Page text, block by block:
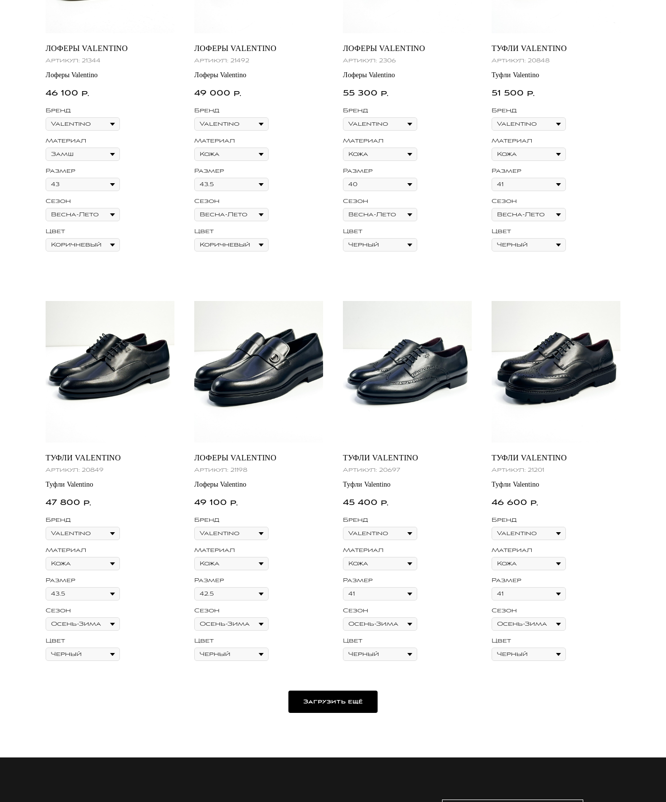
ЛОФЕРЫ VALENTINO
Артикул: 21344
Лоферы Valentino
46 100 р.
Бренд
Материал
Размер
Сезон
Цвет
ЛОФЕРЫ VALENTINO
Артикул: 21492
Лоферы Valentino
49 000 р.
Бренд
Материал
Размер
Сезон
Цвет
ЛОФЕРЫ VALENTINO
Артикул: 2306
Лоферы Valentino
55 300 р.
Бренд
Материал
Размер
Сезон
Цвет
ТУФЛИ VALENTINO
Артикул: 20848
Туфли Valentino
51 500 р.
Бренд
Материал
Размер
Сезон
Цвет
ТУФЛИ VALENTINO
Артикул: 20849
Туфли Valentino
47 800 р.
Бренд
Материал
Размер
Сезон
Цвет
ЛОФЕРЫ VALENTINO
Артикул: 21198
Лоферы Valentino
49 100 р.
Бренд
Материал
Размер
Сезон
Цвет
ТУФЛИ VALENTINO
Артикул: 20697
Туфли Valentino
45 400 р.
Бренд
Материал
Размер
Сезон
Цвет
ТУФЛИ VALENTINO
Артикул: 21201
Туфли Valentino
46 600 р.
Бренд
Материал
Размер
Сезон
Цвет
Загрузить ещё